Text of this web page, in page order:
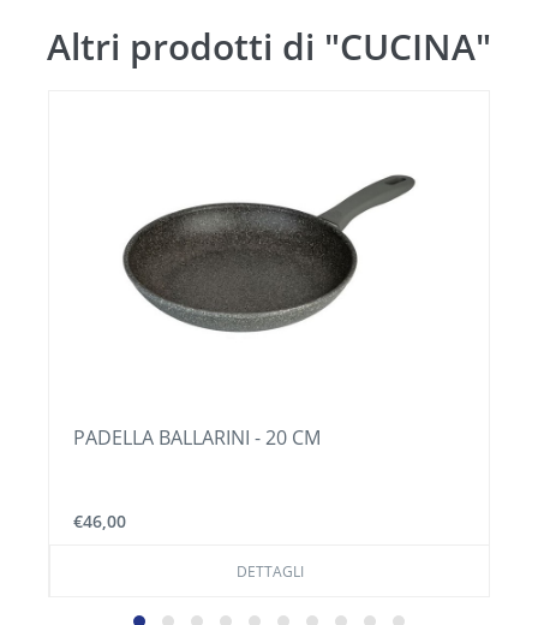
Altri prodotti di "CUCINA"
CONTENITORE ERMETICO - BASSO 450 CC -
€7,50
DETTAGLI